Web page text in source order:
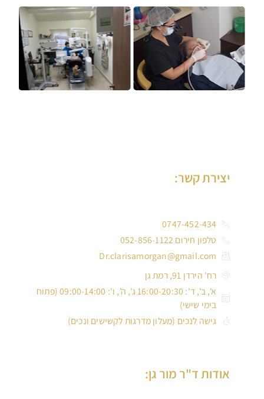
יצירת קשר:
0747-452-434
טלפון חירום 052-856-1122
Dr.clarisamorgan@gmail.com
רח' הירדן 91, רמת גן
א', ב', ד': 16:00-20:30 ג', ה', ו': 09:00-14:00 (פתוח
בימי שישי)
גישה לנכים (מעלון מדרגות לקשישים ונכים)
אודות ד"ר מור גן: